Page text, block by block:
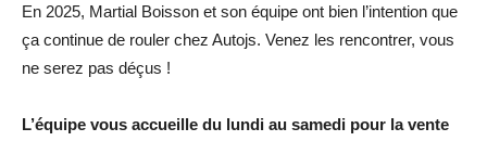
En 2025, Martial Boisson et son équipe ont bien l’intention que
ça continue de rouler chez Autojs. Venez les rencontrer, vous
ne serez pas déçus !
L’équipe vous accueille du lundi au samedi pour la vente